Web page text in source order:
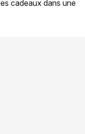
cadeaux dans une